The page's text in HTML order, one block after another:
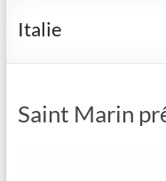
Italie
Saint Marin